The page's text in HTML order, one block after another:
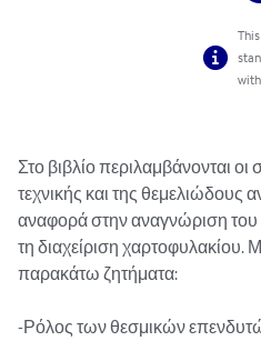
Στο βιβλίο περιλαμβάνονται οι
τεχνικής και της
αναφορά στην αναγνώριση του
τη διαχείριση χαρτοφυλακίου.
παρακάτω ζητήματα:
-Ρόλος των θεσμικών